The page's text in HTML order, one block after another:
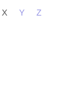
X Y Z